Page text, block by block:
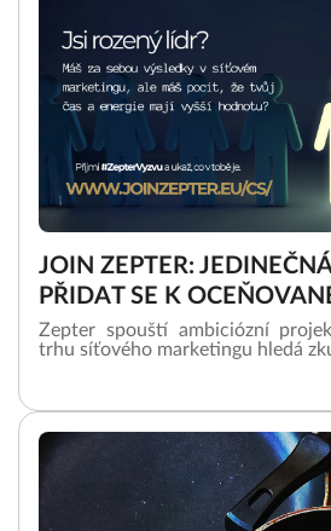
JOIN ZEPTER:
PŘIDAT SE K
Zepter spouští ambiciózní
trhu síťového marketingu hledá